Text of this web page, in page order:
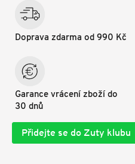
Doprava zdarma od 990 Kč
Garance vrácení zboží do
30 dnů
Přidejte se do Zuty klubu